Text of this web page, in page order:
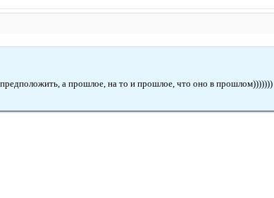
а прошлое, на то и прошлое, что оно в прошлом)))))))